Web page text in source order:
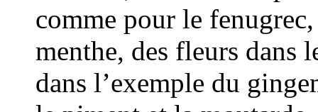
comme pour le
menthe, des fleurs dans
dans l’exemple du